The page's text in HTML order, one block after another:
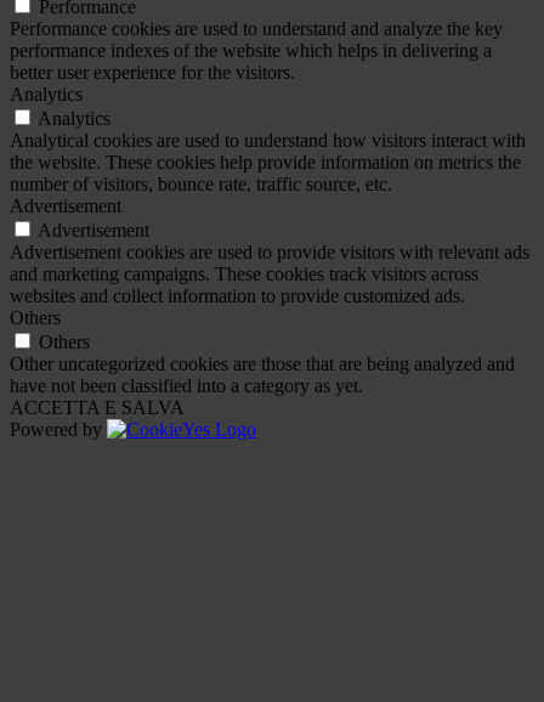
Performance
Performance cookies are used to understand and analyze the key
performance indexes of the website which helps in delivering a
better user experience for the visitors.
Analytics
Analytics
Analytical cookies are used to understand how visitors interact with
the website. These cookies help provide information on metrics the
number of visitors, bounce rate, traffic source, etc.
Advertisement
Advertisement
Advertisement cookies are used to provide visitors with relevant ads
and marketing campaigns. These cookies track visitors across
websites and collect information to provide customized ads.
Others
Others
Other uncategorized cookies are those that are being analyzed and
have not been classified into a category as yet.
ACCETTA E SALVA
Powered by